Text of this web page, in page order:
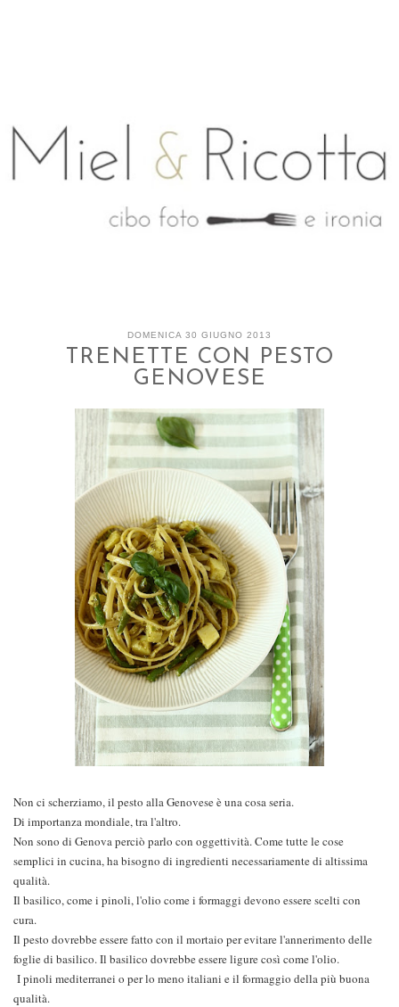
DOMENICA 30 GIUGNO 2013
TRENETTE CON PESTO
GENOVESE
Non ci scherziamo, il pesto alla Genovese è una cosa seria.
Di importanza mondiale, tra l'altro.
Non sono di Genova perciò parlo con oggettività. Come tutte le cose
semplici in cucina, ha bisogno di ingredienti necessariamente di altissima
qualità.
Il basilico, come i pinoli, l'olio come i formaggi devono essere scelti con
cura.
Il pesto dovrebbe essere fatto con il mortaio per evitare l'annerimento delle
foglie di basilico. Il basilico dovrebbe essere ligure così come l'olio.
I pinoli mediterranei o per lo meno italiani e il formaggio della più buona
qualità.